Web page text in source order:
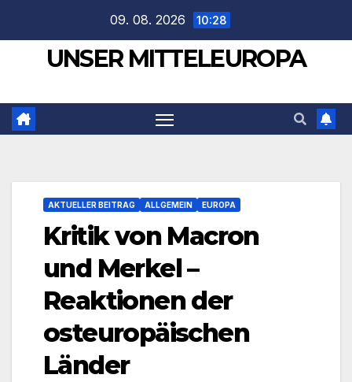
springen
09. 08. 2026 10:28
UNSER MITTELEUROPA
AKTUELLER BEITRAG ALLGEMEIN EUROPA
Kritik von Macron
und Merkel –
Reaktionen der
osteuropäischen
Länder